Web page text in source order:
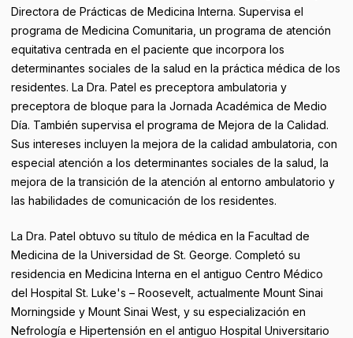
Directora de Prácticas de Medicina Interna. Supervisa el
programa de Medicina Comunitaria, un programa de atención
equitativa centrada en el paciente que incorpora los
determinantes sociales de la salud en la práctica médica de los
residentes. La Dra. Patel es preceptora ambulatoria y
preceptora de bloque para la Jornada Académica de Medio
Día. También supervisa el programa de Mejora de la Calidad.
Sus intereses incluyen la mejora de la calidad ambulatoria, con
especial atención a los determinantes sociales de la salud, la
mejora de la transición de la atención al entorno ambulatorio y
las habilidades de comunicación de los residentes.
La Dra. Patel obtuvo su título de médica en la Facultad de
Medicina de la Universidad de St. George. Completó su
residencia en Medicina Interna en el antiguo Centro Médico
del Hospital St. Luke's – Roosevelt, actualmente Mount Sinai
Morningside y Mount Sinai West, y su especialización en
Nefrología e Hipertensión en el antiguo Hospital Universitario